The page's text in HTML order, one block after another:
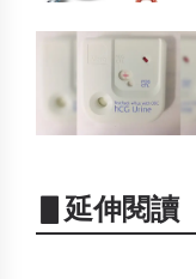
▋延伸閱讀